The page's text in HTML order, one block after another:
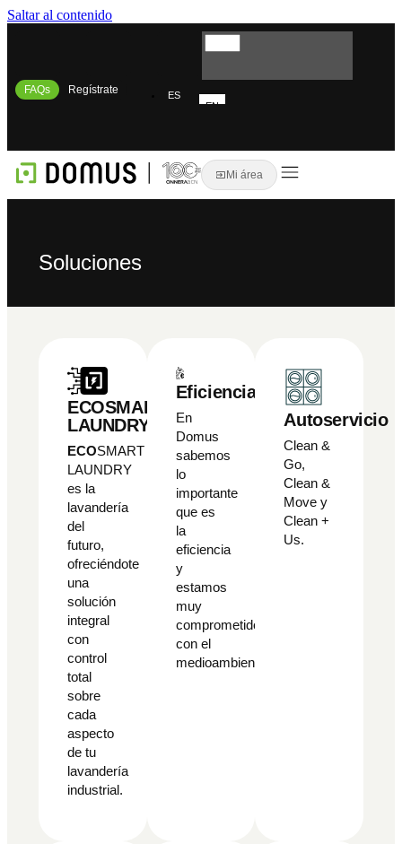
Saltar al contenido
FAQs Regístrate
ES
EN
Mi área
Soluciones
ECOSMART
LAUNDRY
ECOSMART
LAUNDRY
es la
lavandería
del
futuro,
ofreciéndote
una
solución
integral
con
control
total
sobre
cada
aspecto
de tu
lavandería
industrial.
Eficiencia
En
Domus
sabemos
lo
importante
que es
la
eficiencia
y
estamos
muy
comprometidos
con el
medioambiente.
Autoservicio
Clean &
Go,
Clean &
Move y
Clean +
Us.